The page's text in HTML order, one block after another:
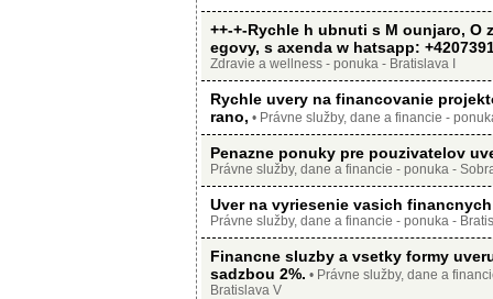
++-+-Rychle h ubnuti s M ounjaro, O
egovy, s axenda w hatsapp:
Zdravie a wellness - ponuka - Bratislava I
Rychle uvery na financovanie
rano, • Právne služby, dane a financie -
Penazne ponuky pre pouzivatelov
Právne služby, dane a financie - ponuka -
Uver na vyriesenie vasich
Právne služby, dane a financie - ponuka -
Financne sluzby a vsetky formy
sadzbou 2%. • Právne služby, dane a
Bratislava V